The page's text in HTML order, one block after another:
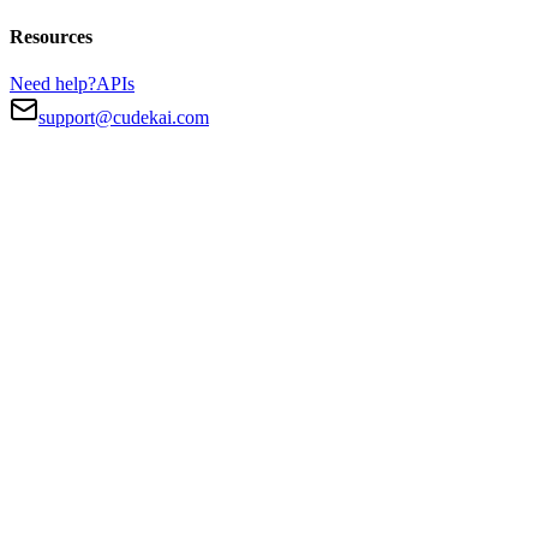
Resources
Need help?APIs
support@cudekai.com